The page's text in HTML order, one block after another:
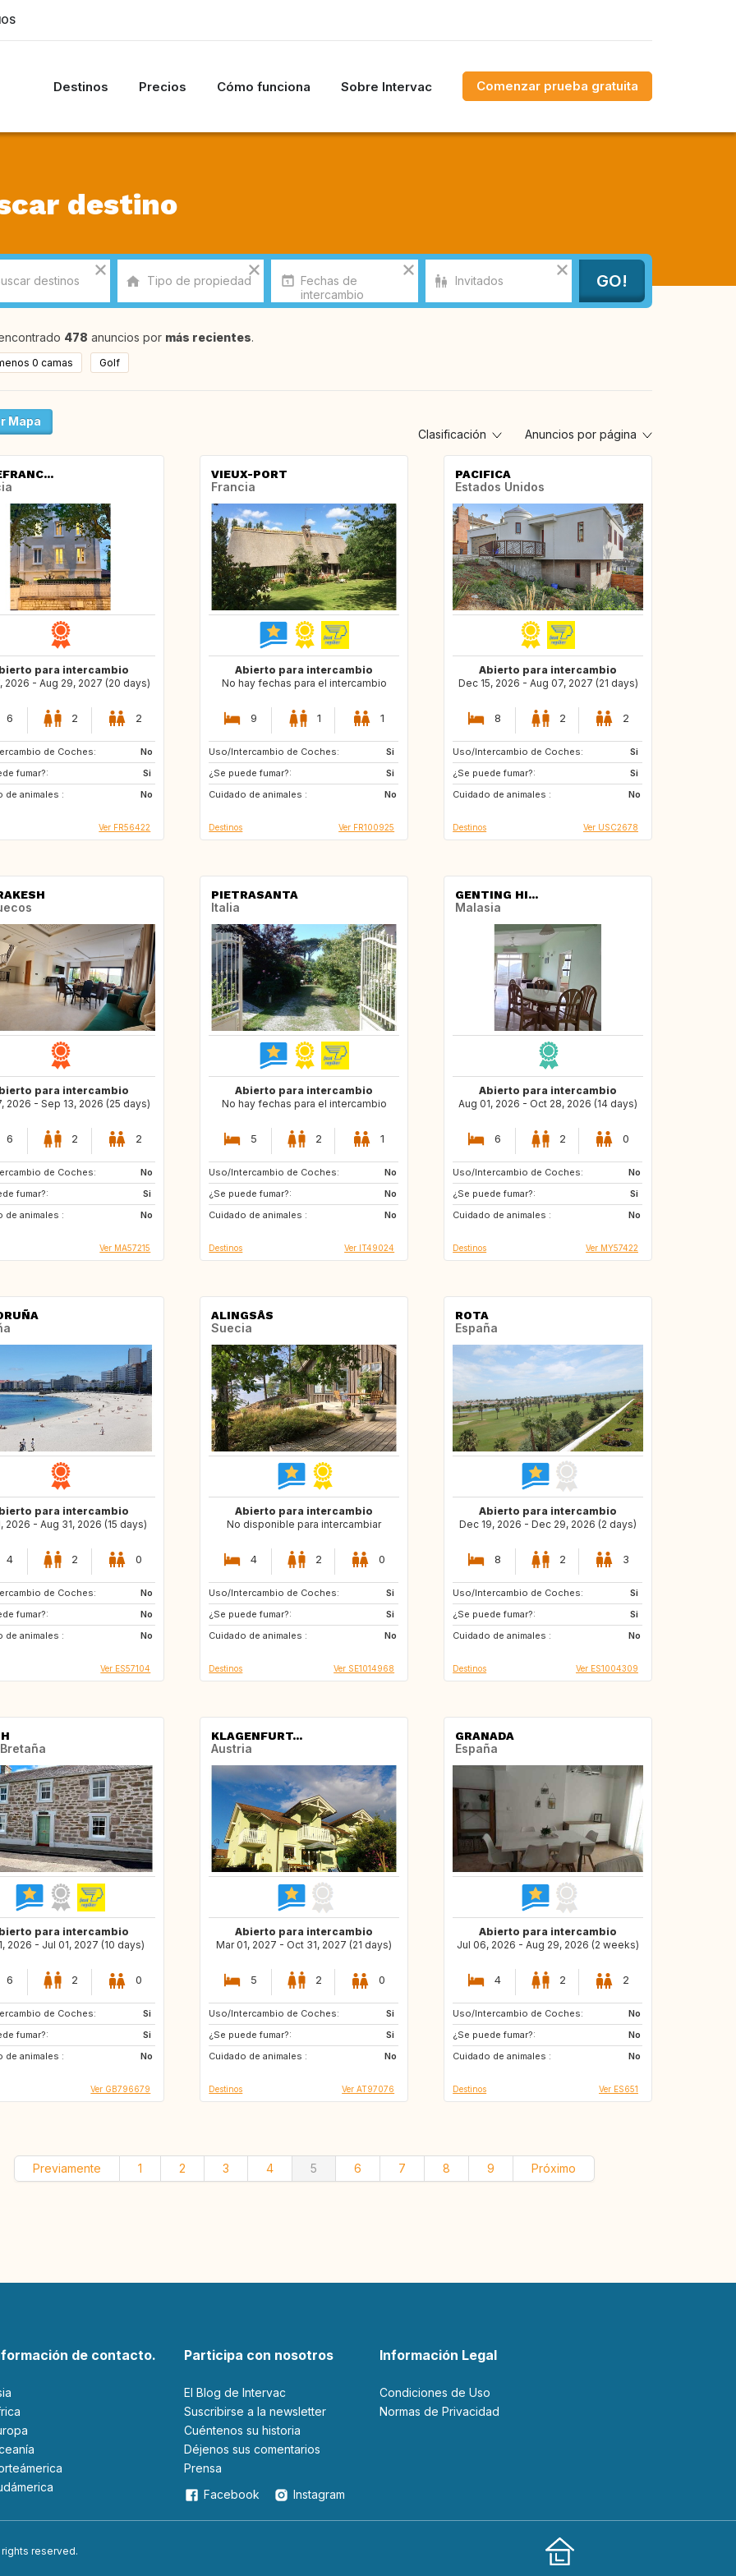
Destinos Precios Cómo funciona Sobre Intervac Comenzar prueba gratuita
destino
478 anuncios por más recientes.
0 camas Golf
Mapa
Clasificación
Anuncios por página
para intercambio
2026 - Aug 29, 2027 (20 days)
6 2 2
de Coches:
No
fumar?:
Si
de animales :
No
Ver FR56422
VIEUX-PORT
Francia
Abierto para intercambio
No hay fechas para el intercambio
9 1 1
Uso/Intercambio de Coches:
Si
¿Se puede fumar?:
Si
Cuidado de animales :
No
US
US
CA
Destinos Ver FR100925
PACIFICA
Estados Unidos
Abierto para intercambio
Dec 15, 2026 - Aug 07, 2027 (21 days)
8 2 2
Uso/Intercambio de Coches:
Si
¿Se puede fumar?:
Si
Cuidado de animales :
No
US
IT
PF
Destinos Ver USC2678
para intercambio
2026 - Sep 13, 2026 (25 days)
6 2 2
de Coches:
No
fumar?:
Si
de animales :
No
Ver MA57215
PIETRASANTA
Italia
Abierto para intercambio
No hay fechas para el intercambio
5 2 1
Uso/Intercambio de Coches:
No
¿Se puede fumar?:
No
Cuidado de animales :
No
GB
PT
DE
Destinos Ver IT49024
GENTING HI...
Malasia
Abierto para intercambio
Aug 01, 2026 - Oct 28, 2026 (14 days)
6 2 0
Uso/Intercambio de Coches:
No
¿Se puede fumar?:
Si
Cuidado de animales :
No
CZ
CL
AR
NZ
Destinos Ver MY57422
para intercambio
2026 - Aug 31, 2026 (15 days)
4 2 0
de Coches:
No
fumar?:
No
de animales :
No
Ver ES57104
ALINGSÅS
Suecia
Abierto para intercambio
No disponible para intercambiar
4 2 0
Uso/Intercambio de Coches:
Si
¿Se puede fumar?:
Si
Cuidado de animales :
No
SE
IE
FR
Destinos Ver SE1014968
ROTA
España
Abierto para intercambio
Dec 19, 2026 - Dec 29, 2026 (2 days)
8 2 3
Uso/Intercambio de Coches:
Si
¿Se puede fumar?:
Si
Cuidado de animales :
No
CH
Destinos Ver ES1004309
para intercambio
2026 - Jul 01, 2027 (10 days)
6 2 0
de Coches:
Si
fumar?:
Si
de animales :
No
Ver GB796679
KLAGENFURT...
Austria
Abierto para intercambio
Mar 01, 2027 - Oct 31, 2027 (21 days)
5 2 0
Uso/Intercambio de Coches:
Si
¿Se puede fumar?:
Si
Cuidado de animales :
No
IT
DE
AT
Destinos Ver AT97076
GRANADA
España
Abierto para intercambio
Jul 06, 2026 - Aug 29, 2026 (2 weeks)
4 2 2
Uso/Intercambio de Coches:
No
¿Se puede fumar?:
No
Cuidado de animales :
No
NL
GB
IT
Destinos Ver ES651
Previamente 1 2 3 4 5 6 7 8 9 Próximo
de contacto. Participa con nosotros
El Blog de Intervac
Suscribirse a la newsletter
Cuéntenos su historia
Déjenos sus comentarios
Prensa
Facebook
Instagram
Información Legal
Condiciones de Uso
Normas de Privacidad
reserved.